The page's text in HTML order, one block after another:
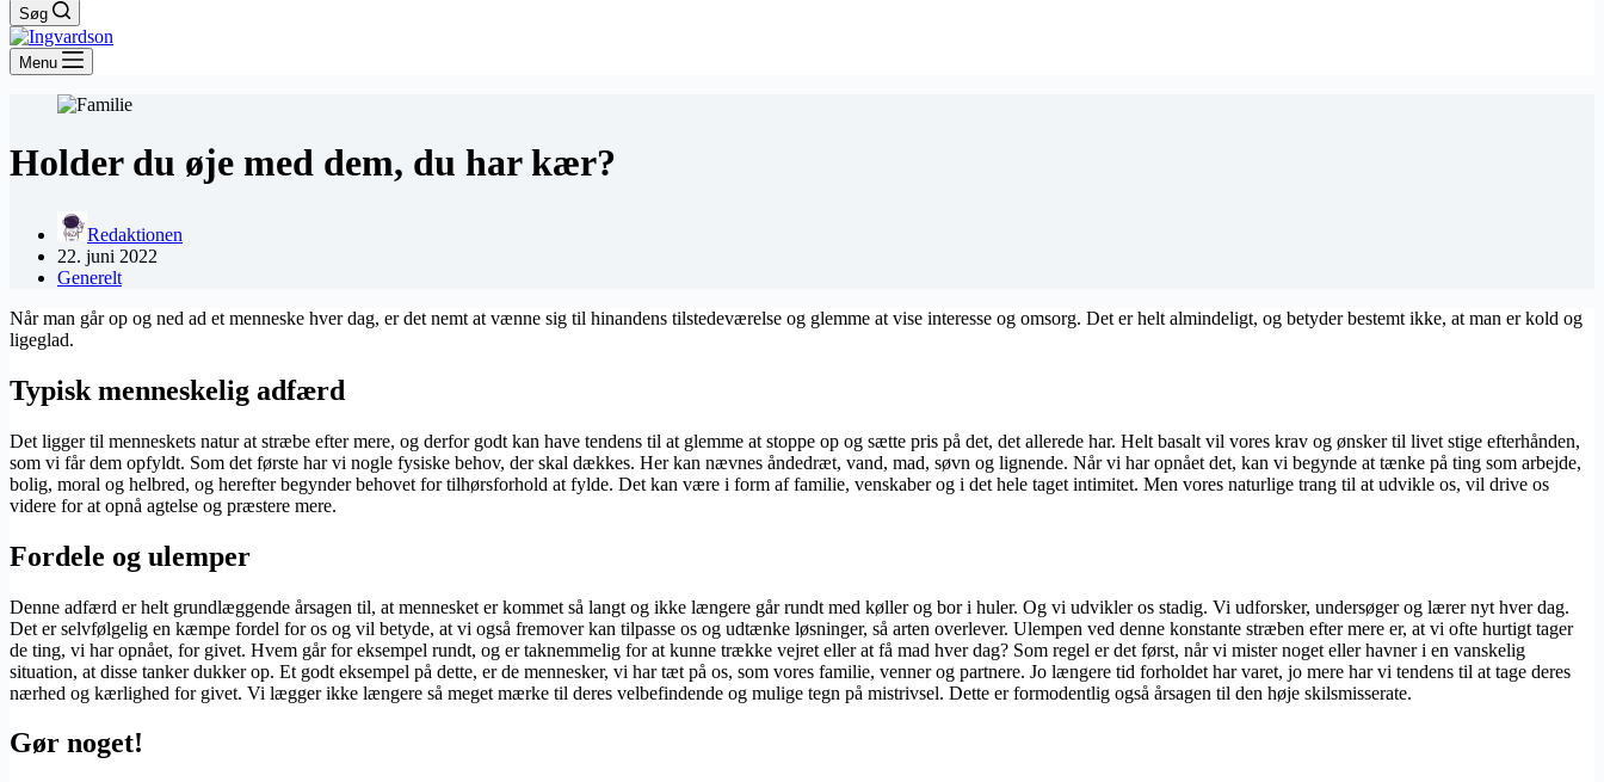
Søg
Menu
Holder du øje med dem, du har kær?
Redaktionen
22. juni 2022
Generelt
Når man går op og ned ad et menneske hver dag, er det nemt at vænne sig til hinandens tilstedeværelse og glemme at vise interesse og omsorg. Det er helt almindeligt, og betyder bestemt ikke, at man er kold og
ligeglad.
Typisk menneskelig adfærd
Det ligger til menneskets natur at stræbe efter mere, og derfor godt kan have tendens til at glemme at stoppe op og sætte pris på det, det allerede har. Helt basalt vil vores krav og ønsker til livet stige efterhånden,
som vi får dem opfyldt. Som det første har vi nogle fysiske behov, der skal dækkes. Her kan nævnes åndedræt, vand, mad, søvn og lignende. Når vi har opnået det, kan vi begynde at tænke på ting som arbejde,
bolig, moral og helbred, og herefter begynder behovet for tilhørsforhold at fylde. Det kan være i form af familie, venskaber og i det hele taget intimitet. Men vores naturlige trang til at udvikle os, vil drive os
videre for at opnå agtelse og præstere mere.
Fordele og ulemper
Denne adfærd er helt grundlæggende årsagen til, at mennesket er kommet så langt og ikke længere går rundt med køller og bor i huler. Og vi udvikler os stadig. Vi udforsker, undersøger og lærer nyt hver dag.
Det er selvfølgelig en kæmpe fordel for os og vil betyde, at vi også fremover kan tilpasse os og udtænke løsninger, så arten overlever. Ulempen ved denne konstante stræben efter mere er, at vi ofte hurtigt tager
de ting, vi har opnået, for givet. Hvem går for eksempel rundt, og er taknemmelig for at kunne trække vejret eller at få mad hver dag? Som regel er det først, når vi mister noget eller havner i en vanskelig
situation, at disse tanker dukker op. Et godt eksempel på dette, er de mennesker, vi har tæt på os, som vores familie, venner og partnere. Jo længere tid forholdet har varet, jo mere har vi tendens til at tage deres
nærhed og kærlighed for givet. Vi lægger ikke længere så meget mærke til deres velbefindende og mulige tegn på mistrivsel. Dette er formodentlig også årsagen til den høje skilsmisserate.
Gør noget!